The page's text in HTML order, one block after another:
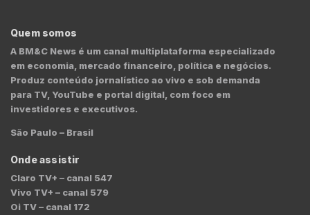
Quem somos
A BM&C News é um canal multiplataforma especializado
em economia, mercado financeiro, política e negócios.
Produz conteúdo jornalístico ao vivo e sob demanda
para TV, YouTube e portal digital, com foco em
investidores e executivos.
São Paulo – Brasil
Onde assistir
Claro TV+ – canal 547
Vivo TV+ – canal 579
Oi TV – canal 172